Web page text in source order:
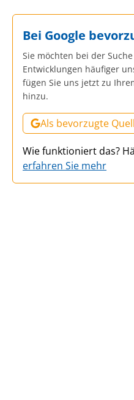
Bei Google
Sie möchten bei der
Entwicklungen häufiger
fügen Sie uns jetzt zu
hinzu.
Als bevorzugte
Wie funktioniert das?
erfahren Sie mehr